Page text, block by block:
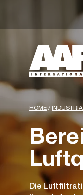
HOME /
Die